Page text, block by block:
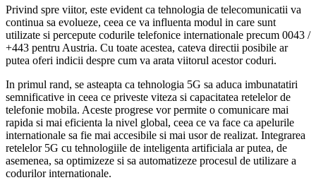
Privind spre viitor, este evident ca tehnologia de telecomunicatii va
continua sa evolueze, ceea ce va influenta modul in care sunt
utilizate si percepute codurile telefonice internationale precum 0043 /
+443 pentru Austria. Cu toate acestea, cateva directii posibile ar
putea oferi indicii despre cum va arata viitorul acestor coduri.
In primul rand, se asteapta ca tehnologia 5G sa aduca imbunatatiri
semnificative in ceea ce priveste viteza si capacitatea retelelor de
telefonie mobila. Aceste progrese vor permite o comunicare mai
rapida si mai eficienta la nivel global, ceea ce va face ca apelurile
internationale sa fie mai accesibile si mai usor de realizat. Integrarea
retelelor 5G cu tehnologiile de inteligenta artificiala ar putea, de
asemenea, sa optimizeze si sa automatizeze procesul de utilizare a
codurilor internationale.